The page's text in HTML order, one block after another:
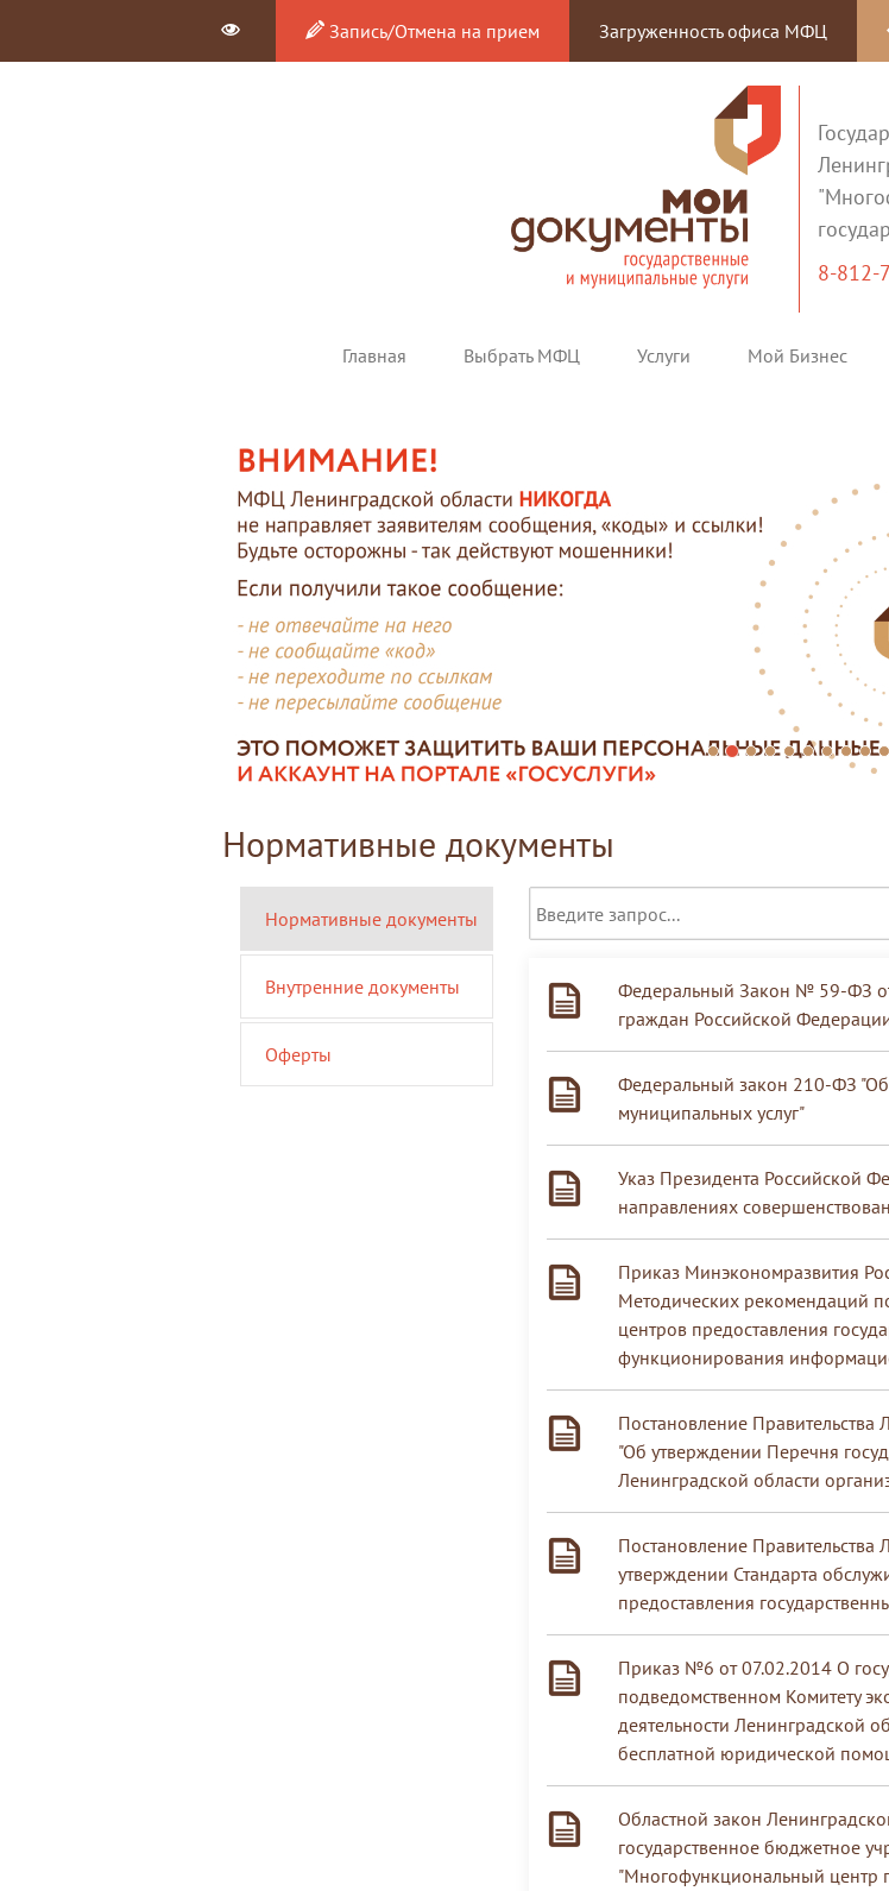
Запись/Отмена на прием Загруженность офиса МФЦ
8-812-
Главная Выбрать МФЦ Услуги Мой Бизнес
Нормативные документы
Нормативные документы
Внутренние документы
Оферты
Федеральный Закон № 59-ФЗ
граждан Российской
Федеральный закон 210-ФЗ "Об
муниципальных услуг"
Указ Президента Российской
направлениях
Приказ Минэкономразвития
Методических рекомендаций
центров предоставления
функционирования
Постановление
"Об утверждении Перечня
Ленинградской области
Постановление
утверждении Стандарта
предоставления
Приказ №6 от 07.02.2014 О
подведомственном Комитету
деятельности Ленинградской
бесплатной юридической
Областной закон
государственное бюджетное
"Многофункциональный центр